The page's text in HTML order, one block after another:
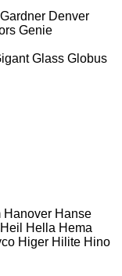
Gardner Denver
Genie
Glass Globus
Hanover Hanse
Heil Hella Hema
Higer Hilite Hino